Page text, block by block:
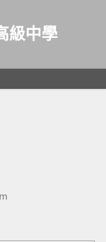
級中學